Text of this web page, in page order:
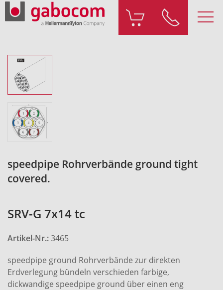
speedpipe Rohrverbände ground tight
covered.
SRV-G 7x14 tc
Artikel-Nr.:3465
speedpipe ground Rohrverbände zur direkten
Erdverlegung bündeln verschieden farbige,
dickwandige speedpipe ground über einen eng